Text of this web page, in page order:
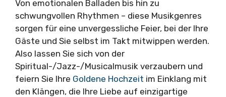
Von emotionalen Balladen bis hin zu
schwungvollen Rhythmen – diese Musikgenres
sorgen für eine unvergessliche Feier, bei der Ihre
Gäste und Sie selbst im Takt mitwippen werden.
Also lassen Sie sich von der
Spiritual-/Jazz-/Musicalmusik verzaubern und
feiern Sie Ihre Goldene Hochzeit im Einklang mit
den Klängen, die Ihre Liebe auf einzigartige